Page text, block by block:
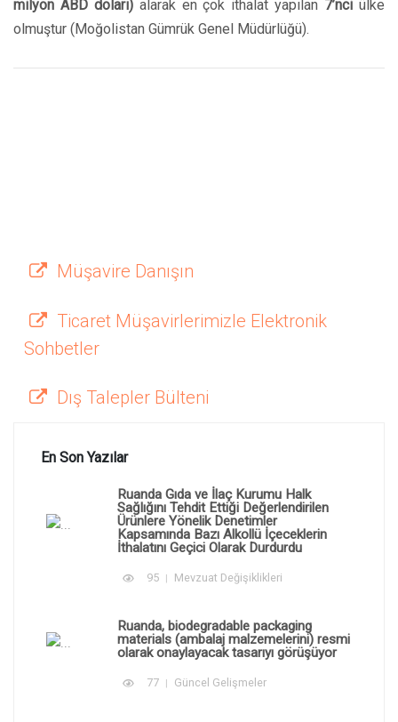
milyon ABD doları)alarak en çok ithalat yapılan 7’nci ülke
olmuştur (Moğolistan Gümrük Genel Müdürlüğü).
Müşavire Danışın
Ticaret Müşavirlerimizle Elektronik
Sohbetler
Dış Talepler Bülteni
En Son Yazılar
Ruanda Gıda ve İlaç Kurumu Halk
Sağlığını Tehdit Ettiği Değerlendirilen
Ürünlere Yönelik Denetimler
Kapsamında Bazı Alkollü İçeceklerin
İthalatını Geçici Olarak Durdurdu
95 Mevzuat Değişiklikleri
Ruanda, biodegradable packaging
materials (ambalaj malzemelerini) resmi
olarak onaylayacak tasarıyı görüşüyor
77 Güncel Gelişmeler